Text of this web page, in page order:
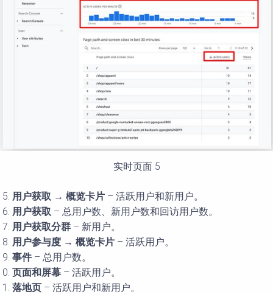
实时页面 5
用 户获取 → 概览卡片 – 活跃用户和新用户。
用 户获取 – 总用户数、新用户数和回访用户数。
用 户获取分群 – 新用户。
用 户参与度 → 概览卡片 – 活跃用户。
事件– 总用户数。
页面和屏幕 – 活跃用户。
落地页 – 活跃用户和新用户。